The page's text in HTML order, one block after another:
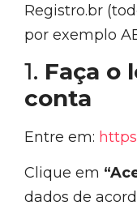
Registro.br
por exemplo
1. Faça o
conta
Entre em:
Clique em
dados de